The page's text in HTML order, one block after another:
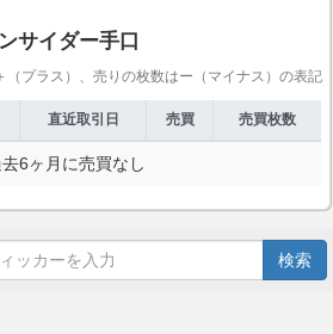
サイダー手口
（プラス）、売りの枚数はー（マイナス）の表記
直近取引日 売買 売買枚数
6ヶ月に売買なし
検索